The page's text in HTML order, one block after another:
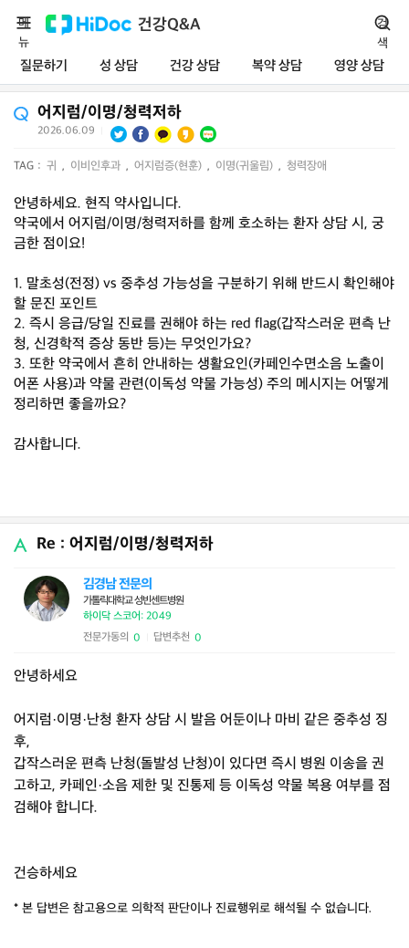
건강Q&A
질문하기 성 상담 건강 상담 복약 상담 영양 상담
메
뉴
검
색
어지럼/이명/청력저하
2026.06.09
TAG : 귀 , 이비인후과 , 어지럼증(현훈) , 이명(귀울림) , 청력장애
안녕하세요. 현직 약사입니다.
약국에서 어지럼/이명/청력저하를 함께 호소하는 환자 상담 시, 궁
금한 점이요!
1. 말초성(전정) vs 중추성 가능성을 구분하기 위해 반드시 확인해야
할 문진 포인트
2. 즉시 응급/당일 진료를 권해야 하는 red flag(갑작스러운 편측 난
청, 신경학적 증상 동반 등)는 무엇인가요?
3. 또한 약국에서 흔히 안내하는 생활요인(카페인수면소음 노출이
어폰 사용)과 약물 관련(이독성 약물 가능성) 주의 메시지는 어떻게
정리하면 좋을까요?
감사합니다.
Re : 어지럼/이명/청력저하
김경남 전문의
가톨릭대학교 성빈센트병원
하이닥 스코어: 2049
전문가동의 0 답변추천 0
안녕하세요
어지럼·이명·난청 환자 상담 시 발음 어둔이나 마비 같은 중추성 징
후,
갑작스러운 편측 난청(돌발성 난청)이 있다면 즉시 병원 이송을 권
고하고, 카페인·소음 제한 및 진통제 등 이독성 약물 복용 여부를 점
검해야 합니다.
건승하세요
* 본 답변은 참고용으로 의학적 판단이나 진료행위로 해석될 수 없습니다.